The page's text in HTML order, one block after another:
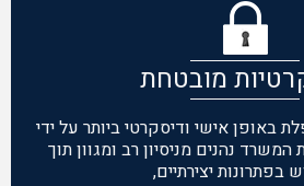
מובטחת
באופן אישי ודיסקרטי ביותר על ידי
נהנים מניסיון רב ומגוון תוך
בפתרונות יצירתיים,